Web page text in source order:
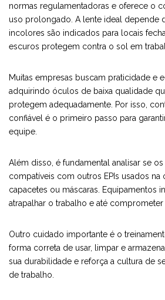
normas regulamentadoras e oferece o
uso prolongado. A lente ideal depende
incolores são indicados para locais
escuros protegem contra o sol em
Muitas empresas buscam praticidade e
adquirindo óculos de baixa qualidade
protegem adequadamente. Por isso,
confiável é o primeiro passo para
equipe.
Além disso, é fundamental analisar se
compatíveis com outros EPIs usados na
capacetes ou máscaras. Equipamentos
atrapalhar o trabalho e até comprometer
Outro cuidado importante é o
forma correta de usar, limpar e
sua durabilidade e reforça a cultura de
de trabalho.